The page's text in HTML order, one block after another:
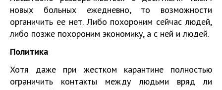
новых больных ежедневно, то возможности
органичить ее нет. Либо похороним сейчас людей,
либо позже похороним экономику, а с ней и людей.
Политика
Хотя даже при жестком карантине полностью
ограничить контакты между людьми вряд ли